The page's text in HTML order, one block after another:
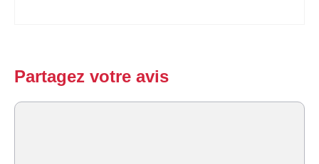
Partagez votre avis
Commentaire